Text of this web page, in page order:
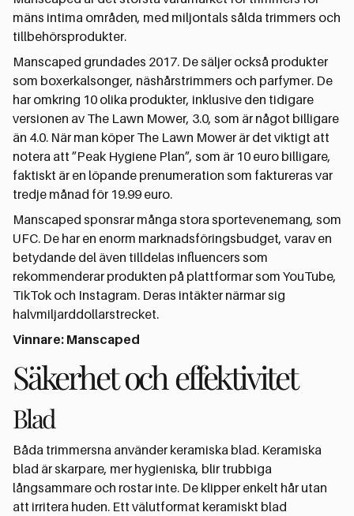
mäns intima områden, med miljontals sålda trimmers och
tillbehörsprodukter.
Manscaped grundades 2017. De säljer också produkter
som boxerkalsonger, näshårstrimmers och parfymer. De
har omkring 10 olika produkter, inklusive den tidigare
versionen av The Lawn Mower, 3.0, som är något billigare
än 4.0. När man köper The Lawn Mower är det viktigt att
notera att ”Peak Hygiene Plan”, som är 10 euro billigare,
faktiskt är en löpande prenumeration som faktureras var
tredje månad för 19.99 euro.
Manscaped sponsrar många stora sportevenemang, som
UFC. De har en enorm marknadsföringsbudget, varav en
betydande del även tilldelas influencers som
rekommenderar produkten på plattformar som YouTube,
TikTok och Instagram. Deras intäkter närmar sig
halvmiljarddollarstrecket.
Vinnare: Manscaped
Säkerhet och effektivitet
Blad
Båda trimmersna använder keramiska blad. Keramiska
blad är skarpare, mer hygieniska, blir trubbiga
långsammare och rostar inte. De klipper enkelt hår utan
att irritera huden. Ett välutformat keramiskt blad